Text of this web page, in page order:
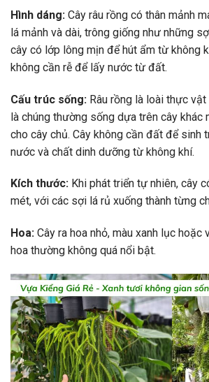
Hình dáng: Cây râu rồng có thân mảnh
lá mảnh và dài, trông giống như những
cây có lớp lông mịn để hút ẩm từ không
không cần rễ để lấy nước từ đất.
Cấu trúc sống: Râu rồng là loài thực
là chúng thường sống dựa trên cây khác
cho cây chủ. Cây không cần đất để sinh
nước và chất dinh dưỡng từ không khí.
Kích thước: Khi phát triển tự nhiên, cây
mét, với các sợi lá rủ xuống thành từng
Hoa: Cây ra hoa nhỏ, màu xanh lục hoặc
hoa thường không quá nổi bật.